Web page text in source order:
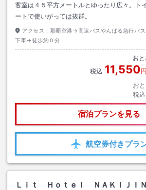
客室は４５平方メートルとゆったり広々。ト
ートで使いがっては抜群。
アクセス： 那覇空港→高速バスやんばる急行バ
下車→徒歩約０分
お
税込 11,550円
お
税込
宿泊プランを見る
航空券付きプラ
Ｌｉｔ Ｈｏｔｅｌ ＮＡＫＩＪＩ